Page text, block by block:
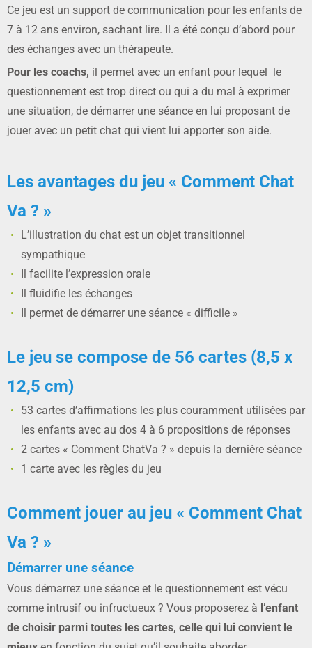
Ce jeu est un support de communication pour les enfants de
7 à 12 ans environ, sachant lire. Il a été conçu d’abord pour
des échanges avec un thérapeute.
Pour les coachs, il permet avec un enfant pour lequel le
questionnement est trop direct ou qui a du mal à exprimer
une situation, de démarrer une séance en lui proposant de
jouer avec un petit chat qui vient lui apporter son aide.
Les avantages du jeu « Comment Chat
Va ? »
L’illustration du chat est un objet transitionnel
sympathique
Il facilite l’expression orale
Il fluidifie les échanges
Il permet de démarrer une séance « difficile »
Le jeu se compose de 56 cartes (8,5 x
12,5 cm)
53 cartes d’affirmations les plus couramment utilisées par
les enfants avec au dos 4 à 6 propositions de réponses
2 cartes « Comment ChatVa ? » depuis la dernière séance
1 carte avec les règles du jeu
Comment jouer au jeu « Comment Chat
Va ? »
Démarrer une séance
Vous démarrez une séance et le questionnement est vécu
comme intrusif ou infructueux ? Vous proposerez à l’enfant
de choisir parmi toutes les cartes, celle qui lui convient le